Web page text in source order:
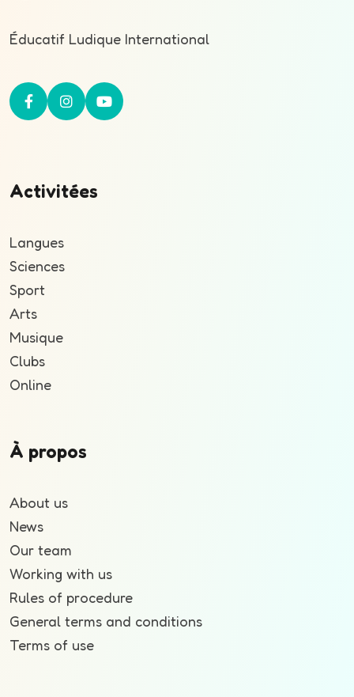
Éducatif Ludique International
Activitées
Langues
Sciences
Sport
Arts
Musique
Clubs
Online
À propos
About us
News
Our team
Working with us
Rules of procedure
General terms and conditions
Terms of use